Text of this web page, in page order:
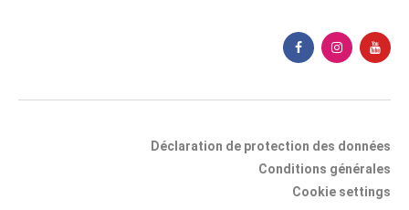
Déclaration de protection des données
Conditions générales
Cookie settings